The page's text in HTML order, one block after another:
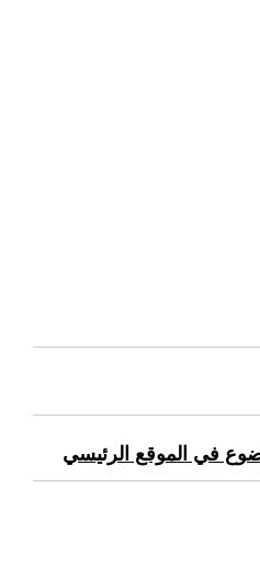
في الموقع الرئيسي